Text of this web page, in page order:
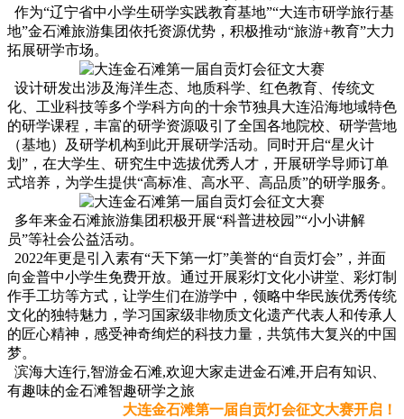
作为“辽宁省中小学生研学实践教育基地”“大连市研学旅行基
地”金石滩旅游集团依托资源优势，积极推动“旅游+教育”大力
拓展研学市场。
设计研发出涉及海洋生态、地质科学、红色教育、传统文
化、工业科技等多个学科方向的十余节独具大连沿海地域特色
的研学课程，丰富的研学资源吸引了全国各地院校、研学营地
（基地）及研学机构到此开展研学活动。同时开启“星火计
划”，在大学生、研究生中选拔优秀人才，开展研学导师订单
式培养，为学生提供“高标准、高水平、高品质”的研学服务。
多年来金石滩旅游集团积极开展“科普进校园”“小小讲解
员”等社会公益活动。
2022年更是引入素有“天下第一灯”美誉的“自贡灯会”，并面
向金普中小学生免费开放。通过开展彩灯文化小讲堂、彩灯制
作手工坊等方式，让学生们在游学中，领略中华民族优秀传统
文化的独特魅力，学习国家级非物质文化遗产代表人和传承人
的匠心精神，感受神奇绚烂的科技力量，共筑伟大复兴的中国
梦。
滨海大连行,智游金石滩,欢迎大家走进金石滩,开启有知识、
有趣味的金石滩智趣研学之旅
大连金石滩第一届自贡灯会征文大赛开启！